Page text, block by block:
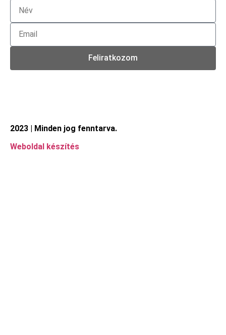
Feliratkozom
2023 | Minden jog fenntarva.
Weboldal készítés